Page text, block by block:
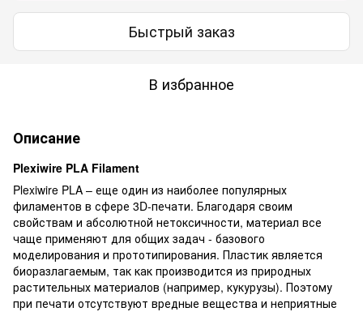
Быстрый заказ
В избранное
Описание
Plexiwire PLA Filament
Plexiwire PLA – еще один из наиболее популярных
филаментов в сфере 3D-печати. Благодаря своим
свойствам и абсолютной нетоксичности, материал все
чаще применяют для общих задач - базового
моделирования и прототипирования. Пластик является
биоразлагаемым, так как производится из природных
растительных материалов (например, кукурузы). Поэтому
при печати отсутствуют вредные вещества и неприятные